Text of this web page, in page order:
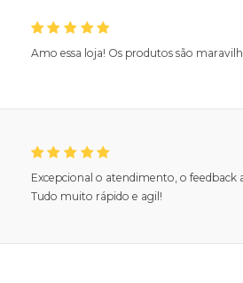
Amo essa loja! Os produtos são
Excepcional o atendimento, o
Tudo muito rápido e agil!